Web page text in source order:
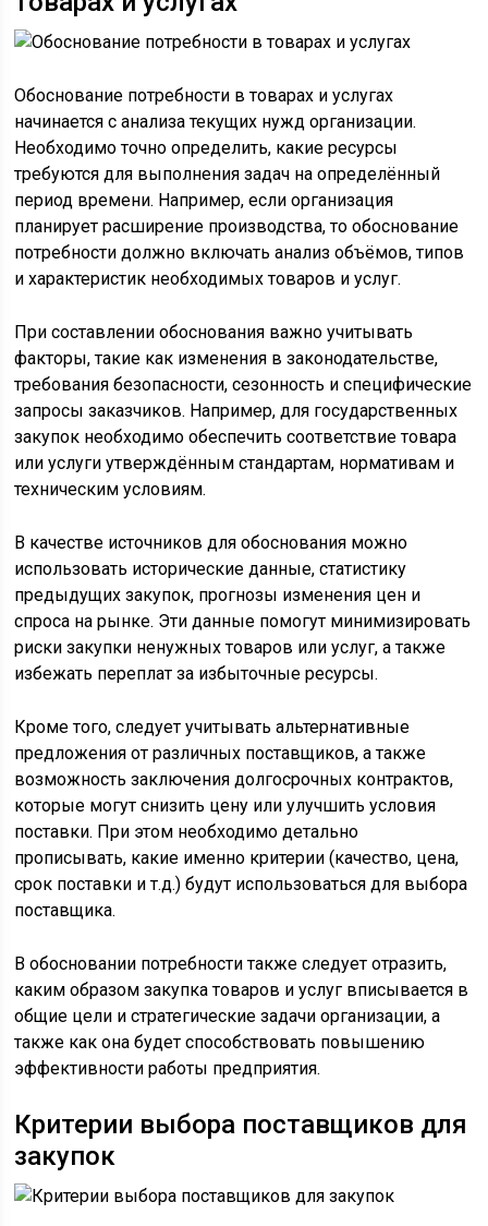
Обоснование потребности в товарах и услугах
начинается с анализа текущих нужд организации.
Необходимо точно определить, какие ресурсы
требуются для выполнения задач на определённый
период времени. Например, если организация
планирует расширение производства, то обоснование
потребности должно включать анализ объёмов, типов
и характеристик необходимых товаров и услуг.
При составлении обоснования важно учитывать
факторы, такие как изменения в законодательстве,
требования безопасности, сезонность и специфические
запросы заказчиков. Например, для государственных
закупок необходимо обеспечить соответствие товара
или услуги утверждённым стандартам, нормативам и
техническим условиям.
В качестве источников для обоснования можно
использовать исторические данные, статистику
предыдущих закупок, прогнозы изменения цен и
спроса на рынке. Эти данные помогут минимизировать
риски закупки ненужных товаров или услуг, а также
избежать переплат за избыточные ресурсы.
Кроме того, следует учитывать альтернативные
предложения от различных поставщиков, а также
возможность заключения долгосрочных контрактов,
которые могут снизить цену или улучшить условия
поставки. При этом необходимо детально
прописывать, какие именно критерии (качество, цена,
срок поставки и т.д.) будут использоваться для выбора
поставщика.
В обосновании потребности также следует отразить,
каким образом закупка товаров и услуг вписывается в
общие цели и стратегические задачи организации, а
также как она будет способствовать повышению
эффективности работы предприятия.
Критерии выбора поставщиков для
закупок